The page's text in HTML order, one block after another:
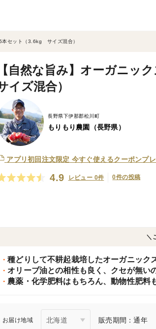
本セット（3.6kg サイズ混合）
【自然な旨み】オーガニ
イズ混合）
長野県下伊那郡松川町
もりもり農園（長野県）
アプリ初回注文限定 今すぐ使えるクーポンプ
4.9 レビュー 0件 0件の投稿
＼
種どりして不耕起栽培したオーガニック
オリーブ油との相性も良く、クセが無い
農薬・化学肥料はもちろん、動物性肥料
お届け地域 販売期間：通年